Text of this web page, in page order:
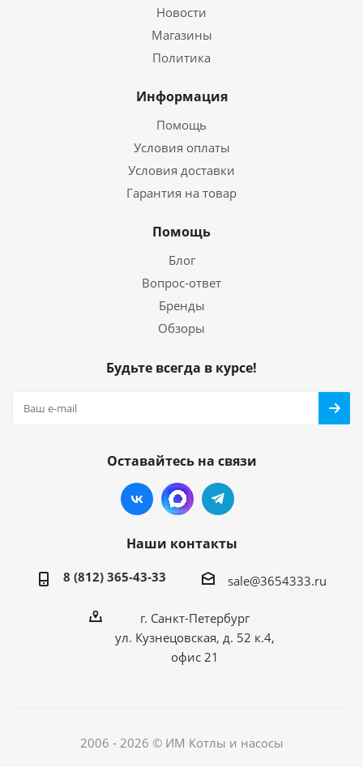
Новости
Магазины
Политика
Информация
Помощь
Условия оплаты
Условия доставки
Гарантия на товар
Помощь
Блог
Вопрос-ответ
Бренды
Обзоры
Будьте всегда в курсе!
Оставайтесь на связи
Наши контакты
8 (812) 365-43-33 sale@3654333.ru
г. Санкт-Петербург
ул. Кузнецовская, д. 52 к.4,
офис 21
2006 - 2026 © ИМ Котлы и насосы